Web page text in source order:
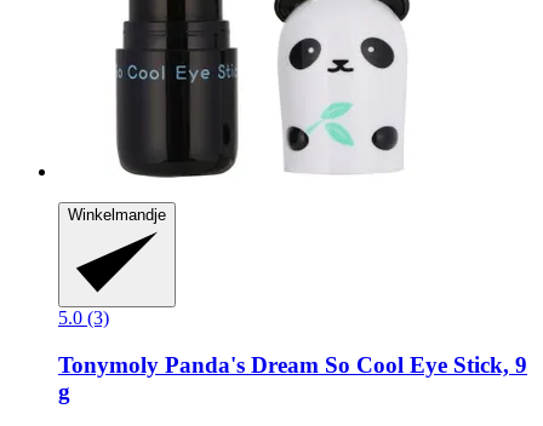
Winkelmandje
5.0 (3)
Tonymoly Panda's Dream So Cool Eye Stick, 9
g